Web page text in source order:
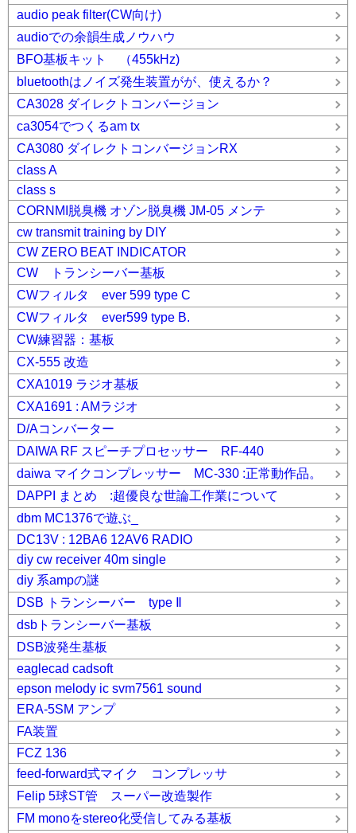
audio peak filter(CW向け)
audioでの余韻生成ノウハウ
BFO基板キット （455kHz)
bluetoothはノイズ発生装置がが、使えるか？
CA3028 ダイレクトコンバージョン
ca3054でつくるam tx
CA3080 ダイレクトコンバージョンRX
class A
class s
CORNMI脱臭機 オゾン脱臭機 JM-05 メンテ
cw transmit training by DIY
CW ZERO BEAT INDICATOR
CW トランシーバー基板
CWフィルタ ever 599 type C
CWフィルタ ever599 type B.
CW練習器：基板
CX-555 改造
CXA1019 ラジオ基板
CXA1691 : AMラジオ
D/Aコンバーター
DAIWA RF スピーチプロセッサー RF-440
daiwa マイクコンプレッサー MC-330 :正常動作品。
DAPPI まとめ :超優良な世論工作業について
dbm MC1376で遊ぶ_
DC13V : 12BA6 12AV6 RADIO
diy cw receiver 40m single
diy 系ampの謎
DSB トランシーバー type Ⅱ
dsbトランシーバー基板
DSB波発生基板
eaglecad cadsoft
epson melody ic svm7561 sound
ERA-5SM アンプ
FA装置
FCZ 136
feed-forward式マイク コンプレッサ
Felip 5球ST管 スーパー改造製作
FM monoをstereo化受信してみる基板